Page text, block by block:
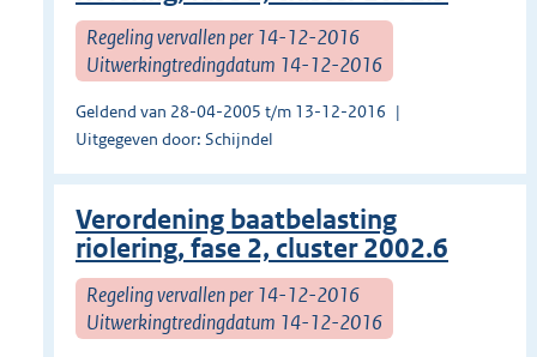
Regeling vervallen per 14-12-2016
Uitwerkingtredingdatum 14-12-2016
Geldend van 28-04-2005 t/m 13-12-2016
Uitgegeven door: Schijndel
Verordening baatbelasting
riolering, fase 2, cluster 2002.6
Regeling vervallen per 14-12-2016
Uitwerkingtredingdatum 14-12-2016